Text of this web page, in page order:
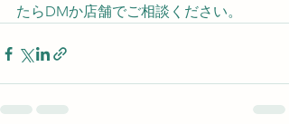
たらDMか店舗でご相談ください。